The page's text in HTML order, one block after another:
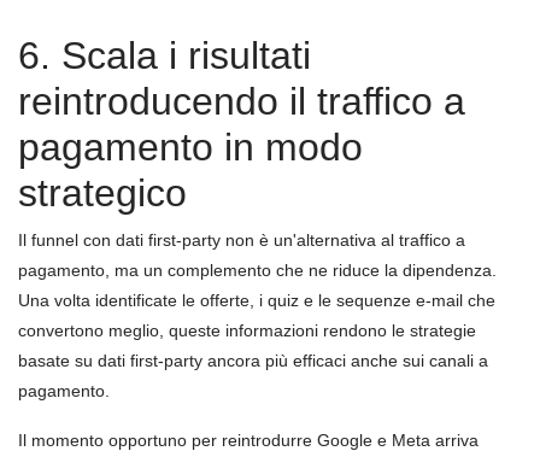
6. Scala i risultati
reintroducendo il traffico a
pagamento in modo
strategico
Il funnel con dati first-party non è un'alternativa al traffico a
pagamento, ma un complemento che ne riduce la dipendenza.
Una volta identificate le offerte, i quiz e le sequenze e-mail che
convertono meglio, queste informazioni rendono le strategie
basate su dati first-party ancora più efficaci anche sui canali a
pagamento.
Il momento opportuno per reintrodurre Google e Meta arriva